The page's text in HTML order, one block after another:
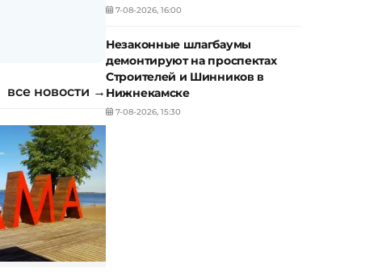
все новости →
7-08-2026, 16:00
Незаконные шлагбаумы
демонтируют на проспектах
Строителей и Шинников в
Нижнекамске
7-08-2026, 15:30